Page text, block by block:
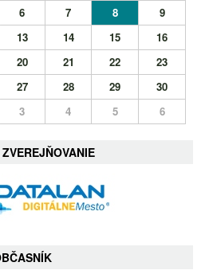
6 7 8
9
13 14 15
16
20 21 22
23
27 28 29
30
3 4 5 6